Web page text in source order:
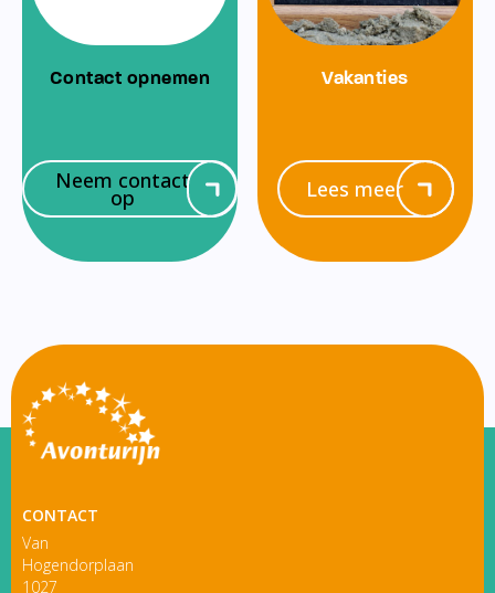
Contact opnemen
Neem contact
op
Vakanties
Lees meer
CONTACT
Van
Hogendorplaan
1027